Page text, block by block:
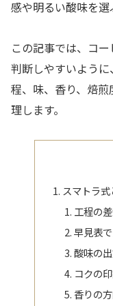
感や明るい酸味を選
この記事では、コ
判断しやすいよう
程、味、香り、焙
理します。
スマトラ
工程の
早見表
酸味の
コクの
香りの